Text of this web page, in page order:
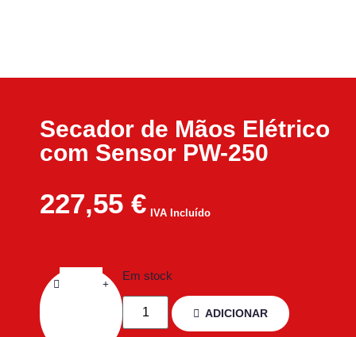
Secador de Mãos Elétrico
com Sensor PW-250
227,55 € IVA Incluído
Em stock
ADICIONAR